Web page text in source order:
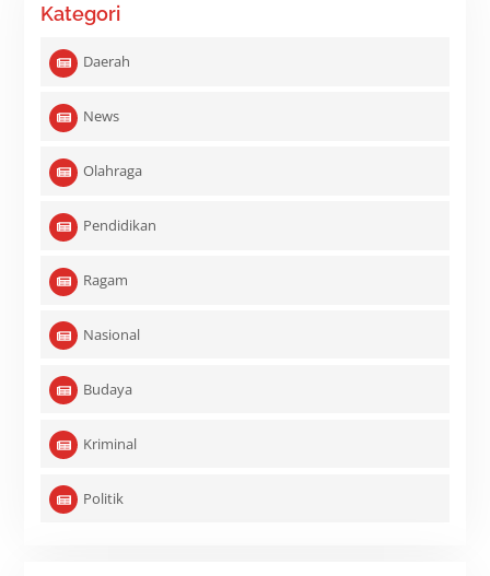
Kategori
Daerah
News
Olahraga
Pendidikan
Ragam
Nasional
Budaya
Kriminal
Politik